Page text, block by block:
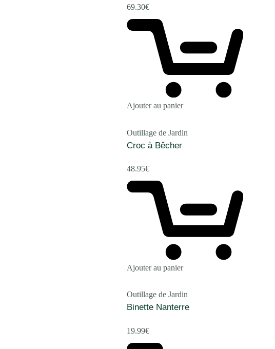
69.30€
Ajouter au panier
Outillage de Jardin
Croc à Bêcher
48.95€
Ajouter au panier
Outillage de Jardin
Binette Nanterre
19.99€